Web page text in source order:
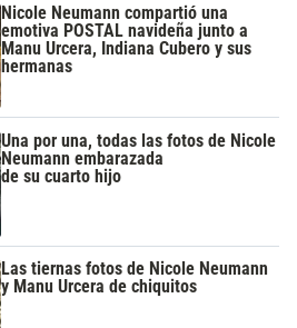
Nicole Neumann compartió una
emotiva POSTAL navideña junto a
Manu Urcera, Indiana Cubero y sus
hermanas
Una por una, todas las fotos de Nicole
Neumann embarazada
de su cuarto hijo
Las tiernas fotos de Nicole Neumann
y Manu Urcera de chiquitos